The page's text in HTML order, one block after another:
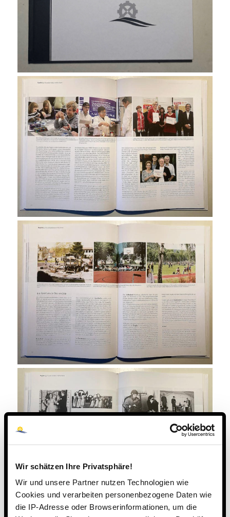
Wir schätzen Ihre Privatsphäre!
Wir und unsere Partner nutzen Technologien wie
Cookies und verarbeiten personenbezogene Daten wie
die IP-Adresse oder Browserinformationen, um die